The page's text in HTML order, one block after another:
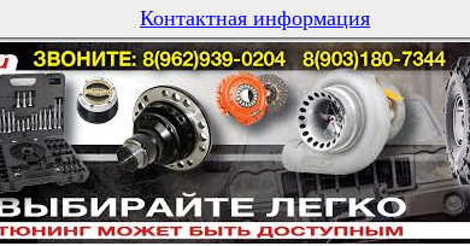
Контактная информация